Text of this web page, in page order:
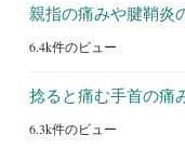
親指の痛みや腱鞘炎
6.4k件のビュー
捻ると痛む手首の痛
6.3k件のビュー